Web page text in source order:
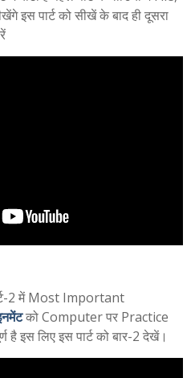
पार्ट को सीखें के बाद ही दूसरा
2 में Most Important
को Computer पर Practice
है इस लिए इस पार्ट को बार-2 देखें।